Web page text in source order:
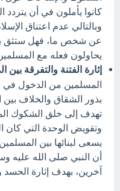
كانوا يأملون في أن
وبالتالي عدم اعتناق
عن شخص ما، فهل ستثق
يحاولون فعله مع
إثارة الفتنة والتفرقة بين
المسلمين من الدخول في
بذور الشقاق والخلاف
تهدف إلى خلق الشكوك
وتقويض الوحدة التي كان
يسعى لبنائها بين
أن النبي صلى الله
آخرين، بهدف إثارة الحسد